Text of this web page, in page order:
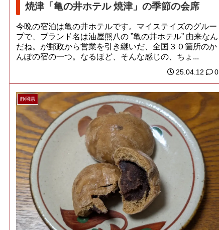
焼津「亀の井ホテル 焼津」の季節の会席
今晩の宿泊は亀の井ホテルです。マイステイズのグルー
プで、ブランド名は油屋熊八の ”亀の井ホテル” 由来なん
だね。が郵政から営業を引き継いだ、全国３０箇所のか
んぽの宿の一つ。なるほど、そんな感じの、ちょ...
25.04.12 0
静岡県